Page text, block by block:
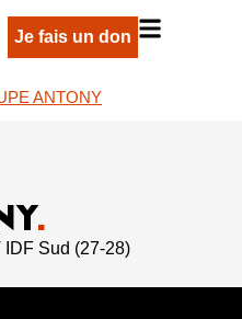
Je fais un don
ANTONY
.
IDF Sud (27-28)